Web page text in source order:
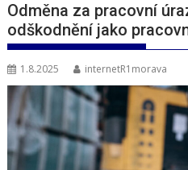
Odměna za pracovní
odškodnění jako
1.8.2025 internetR1morava